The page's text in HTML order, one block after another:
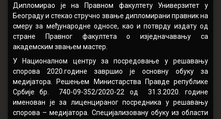
Дипломирао је на Правном факултету Универзитет у
Београду и стекао стручно звање дипломирани правник на
смеру за међународне односе, као и потврду издату од
стране Правног факултета о изједначавању са
академским звањем мастер.
У Националном центру за посредовање у решавању
спорова 2020.године завршио је основну обуку за
медијатора. Решењем Министарства Правде републике
Србије бр. 740-09-352/2020-22 од 31.3.2020. године
именован је за лиценцираног посредника у решавању
спорова – медијатора. Специјализовану обуку из области